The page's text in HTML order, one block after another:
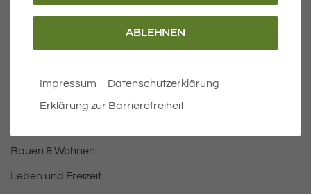
Wichtige Links
Öffnungszeiten Rathaus
Bauen & Wohnen
Leben und Freizeit
ABLEHNEN
Impressum
Datenschutzerklärung
Erklärung zur Barrierefreiheit